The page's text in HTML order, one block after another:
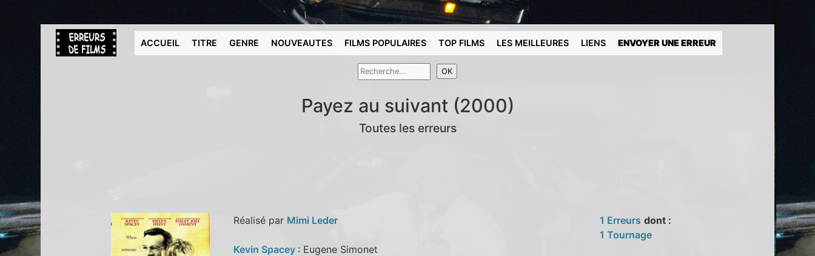
ACCUEIL TITRE GENRE NOUVEAUTES FILMS POPULAIRES TOP FILMS LES MEILLEURES LIENS ENVOYER UNE ERREUR
Payez au suivant (2000)
Toutes les erreurs
Réalisé par Mimi Leder
Kevin Spacey : Eugene Simonet
1 Erreurs dont :
1 Tournage